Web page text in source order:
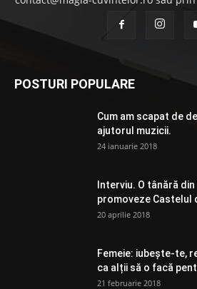
POSTURI POPULARE
Cum am scapat de
ajutorul muzicii.
24 ianuarie 2018
Interviu. O tânără
promoveze Castelul
20 aprilie 2018
Femeie: iubește-te,
ca alții să o facă
21 februarie 2018